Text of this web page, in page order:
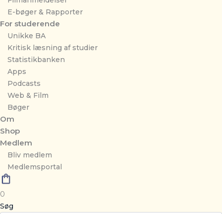
E-bøger & Rapporter
For studerende
Unikke BA
Kritisk læsning af studier
Statistikbanken
Apps
Podcasts
Web & Film
Bøger
Om
Shop
Medlem
Bliv medlem
Medlemsportal
0
Søg